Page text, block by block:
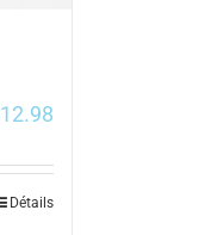
12.98
Détails